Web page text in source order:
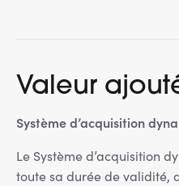
Valeur
Système d’acquisition
Le Système d’acquisition
toute sa durée de validité,